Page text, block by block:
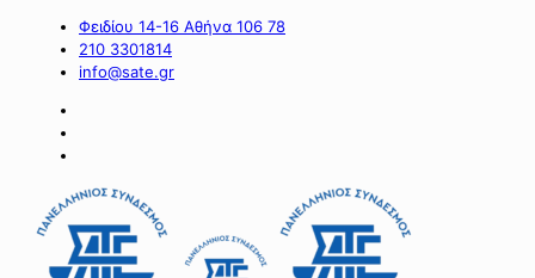
Φειδίου 14-16 Αθήνα 106 78
210 3301814
info@sate.gr